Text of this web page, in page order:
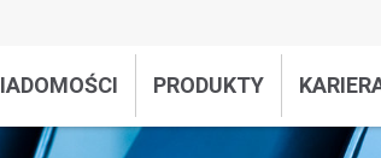
PRODUKTY